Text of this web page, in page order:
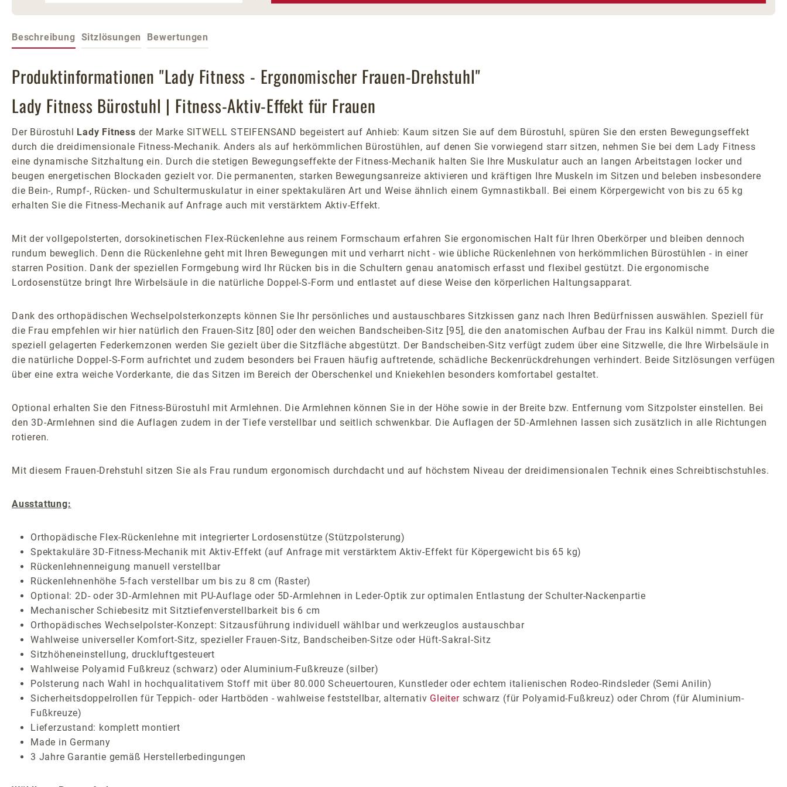
Beschreibung Sitzlösungen Bewertungen
Produktinformationen "Lady Fitness - Ergonomischer Frauen-Drehstuhl"
Lady Fitness Bürostuhl | Fitness-Aktiv-Effekt für Frauen
Der Bürostuhl Lady Fitness der Marke SITWELL STEIFENSAND begeistert auf Anhieb: Kaum sitzen Sie auf dem Bürostuhl, spüren Sie den ersten Bewegungseffekt
durch die dreidimensionale Fitness-Mechanik. Anders als auf herkömmlichen Bürostühlen, auf denen Sie vorwiegend starr sitzen, nehmen Sie bei dem Lady Fitness
eine dynamische Sitzhaltung ein. Durch die stetigen Bewegungseffekte der Fitness-Mechanik halten Sie Ihre Muskulatur auch an langen Arbeitstagen locker und
beugen energetischen Blockaden gezielt vor. Die permanenten, starken Bewegungsanreize aktivieren und kräftigen Ihre Muskeln im Sitzen und beleben insbesondere
die Bein-, Rumpf-, Rücken- und Schultermuskulatur in einer spektakulären Art und Weise ähnlich einem Gymnastikball. Bei einem Körpergewicht von bis zu 65 kg
erhalten Sie die Fitness-Mechanik auf Anfrage auch mit verstärktem Aktiv-Effekt.
Mit der vollgepolsterten, dorsokinetischen Flex-Rückenlehne aus reinem Formschaum erfahren Sie ergonomischen Halt für Ihren Oberkörper und bleiben dennoch
rundum beweglich. Denn die Rückenlehne geht mit Ihren Bewegungen mit und verharrt nicht - wie übliche Rückenlehnen von herkömmlichen Bürostühlen - in einer
starren Position. Dank der speziellen Formgebung wird Ihr Rücken bis in die Schultern genau anatomisch erfasst und flexibel gestützt. Die ergonomische
Lordosenstütze bringt Ihre Wirbelsäule in die natürliche Doppel-S-Form und entlastet auf diese Weise den körperlichen Haltungsapparat.
Dank des orthopädischen Wechselpolsterkonzepts können Sie Ihr persönliches und austauschbares Sitzkissen ganz nach Ihren Bedürfnissen auswählen. Speziell für
die Frau empfehlen wir hier natürlich den Frauen-Sitz [80] oder den weichen Bandscheiben-Sitz [95], die den anatomischen Aufbau der Frau ins Kalkül nimmt. Durch die
speziell gelagerten Federkernzonen werden Sie gezielt über die Sitzfläche abgestützt. Der Bandscheiben-Sitz verfügt zudem über eine Sitzwelle, die Ihre Wirbelsäule in
die natürliche Doppel-S-Form aufrichtet und zudem besonders bei Frauen häufig auftretende, schädliche Beckenrückdrehungen verhindert. Beide Sitzlösungen verfügen
über eine extra weiche Vorderkante, die das Sitzen im Bereich der Oberschenkel und Kniekehlen besonders komfortabel gestaltet.
Optional erhalten Sie den Fitness-Bürostuhl mit Armlehnen. Die Armlehnen können Sie in der Höhe sowie in der Breite bzw. Entfernung vom Sitzpolster einstellen. Bei
den 3D-Armlehnen sind die Auflagen zudem in der Tiefe verstellbar und seitlich schwenkbar. Die Auflagen der 5D-Armlehnen lassen sich zusätzlich in alle Richtungen
rotieren.
Mit diesem Frauen-Drehstuhl sitzen Sie als Frau rundum ergonomisch durchdacht und auf höchstem Niveau der dreidimensionalen Technik eines Schreibtischstuhles.
Ausstattung:
Orthopädische Flex-Rückenlehne mit integrierter Lordosenstütze (Stützpolsterung)
Spektakuläre 3D-Fitness-Mechanik mit Aktiv-Effekt (auf Anfrage mit verstärktem Aktiv-Effekt für Köpergewicht bis 65 kg)
Rückenlehnenneigung manuell verstellbar
Rückenlehnenhöhe 5-fach verstellbar um bis zu 8 cm (Raster)
Optional: 2D- oder 3D-Armlehnen mit PU-Auflage oder 5D-Armlehnen in Leder-Optik zur optimalen Entlastung der Schulter-Nackenpartie
Mechanischer Schiebesitz mit Sitztiefenverstellbarkeit bis 6 cm
Orthopädisches Wechselpolster-Konzept: Sitzausführung individuell wählbar und werkzeuglos austauschbar
Wahlweise universeller Komfort-Sitz, spezieller Frauen-Sitz, Bandscheiben-Sitze oder Hüft-Sakral-Sitz
Sitzhöheneinstellung, druckluftgesteuert
Wahlweise Polyamid Fußkreuz (schwarz) oder Aluminium-Fußkreuze (silber)
Polsterung nach Wahl in hochqualitativem Stoff mit über 80.000 Scheuertouren, Kunstleder oder echtem italienischen Rodeo-Rindsleder (Semi Anilin)
Sicherheitsdoppelrollen für Teppich- oder Hartböden - wahlweise feststellbar, alternativ Gleiterschwarz (für Polyamid-Fußkreuz) oder Chrom (für Aluminium-
Fußkreuze)
Lieferzustand: komplett montiert
Made in Germany
3 Jahre Garantie gemäß Herstellerbedingungen